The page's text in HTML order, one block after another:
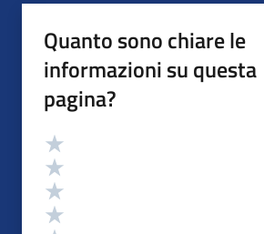
Quanto sono chiare le
informazioni su questa
pagina?
Valutazione